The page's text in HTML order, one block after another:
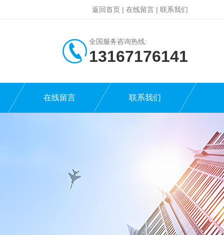
返回首页 | 在线留言 | 联系我们
全国服务咨询热线:
13167176141
在线留言 联系我们